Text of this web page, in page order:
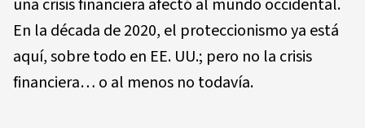
una crisis financiera afectó al mundo occidental.
En la década de 2020, el proteccionismo ya está
aquí, sobre todo en EE. UU.; pero no la crisis
financiera… o al menos no todavía.